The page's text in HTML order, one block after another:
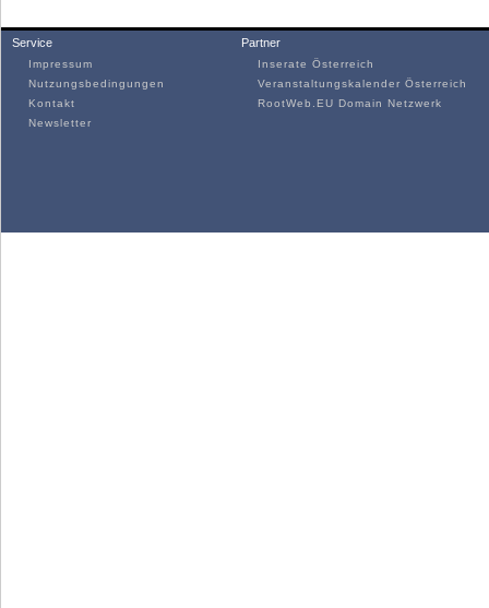
Service
Impressum
Nutzungsbedingungen
Kontakt
Newsletter
Partner
Inserate Österreich
Veranstaltungskalender Österreich
RootWeb.EU Domain Netzwerk